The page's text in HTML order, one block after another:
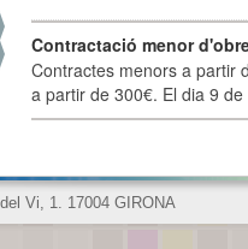
Contractació menor
Contractes menors a partir
a partir de 300€. El dia 9
Vi, 1. 17004 GIRONA